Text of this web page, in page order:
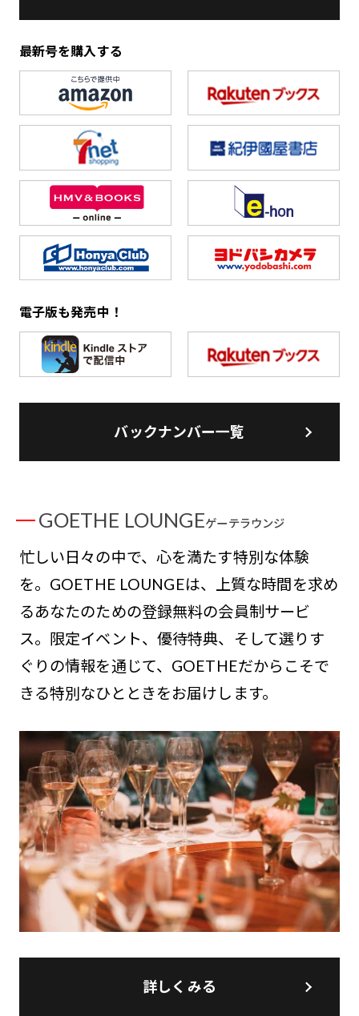
最新号を購入する
電子版も発売中！
バックナンバー一覧
GOETHE LOUNGEゲーテラウンジ
忙しい日々の中で、心を満たす特別な体験
を。GOETHE LOUNGEは、上質な時間を求め
るあなたのための登録無料の会員制サービ
ス。限定イベント、優待特典、そして選りす
ぐりの情報を通じて、GOETHEだからこそで
きる特別なひとときをお届けします。
詳しくみる